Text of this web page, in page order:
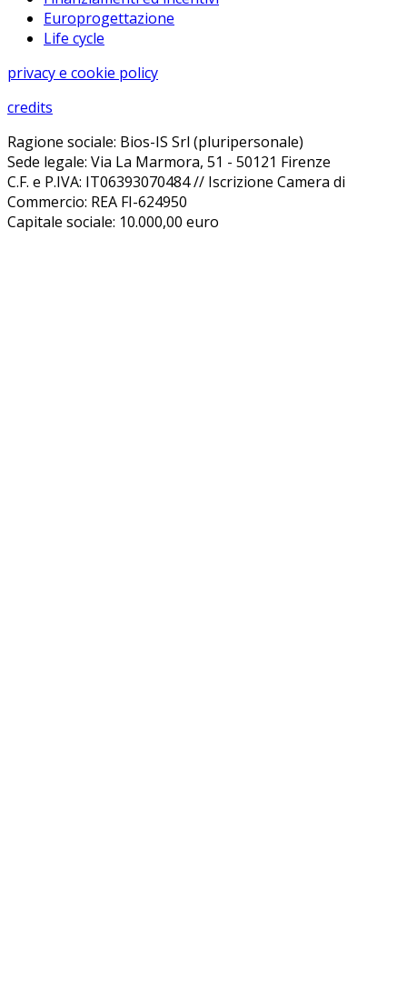
Europrogettazione
Life cycle
privacy e cookie policy
credits
Ragione sociale: Bios-IS Srl (pluripersonale)
Sede legale: Via La Marmora, 51 - 50121 Firenze
C.F. e P.IVA: IT06393070484 // Iscrizione Camera di
Commercio: REA FI-624950
Capitale sociale: 10.000,00 euro